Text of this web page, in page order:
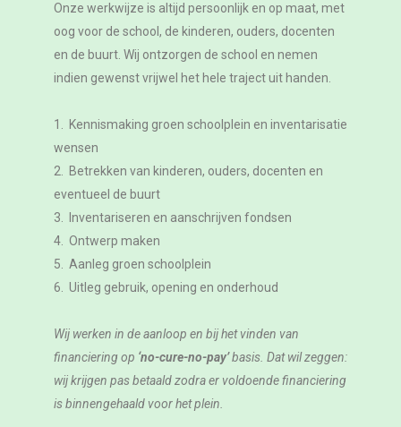
Onze werkwijze is altijd persoonlijk en op maat, met
oog voor de school, de kinderen, ouders, docenten
en de buurt. Wij ontzorgen de school en nemen
indien gewenst vrijwel het hele traject uit handen.
1. Kennismaking groen schoolplein en inventarisatie
wensen
2. Betrekken van kinderen, ouders, docenten en
eventueel de buurt
3. Inventariseren en aanschrijven fondsen
4. Ontwerp maken
5. Aanleg groen schoolplein
6. Uitleg gebruik, opening en onderhoud
Wij werken in de aanloop en bij het vinden van
financiering op ‘no-cure-no-pay’basis. Dat wil zeggen:
wij krijgen pas betaald zodra er voldoende financiering
is binnengehaald voor het plein.